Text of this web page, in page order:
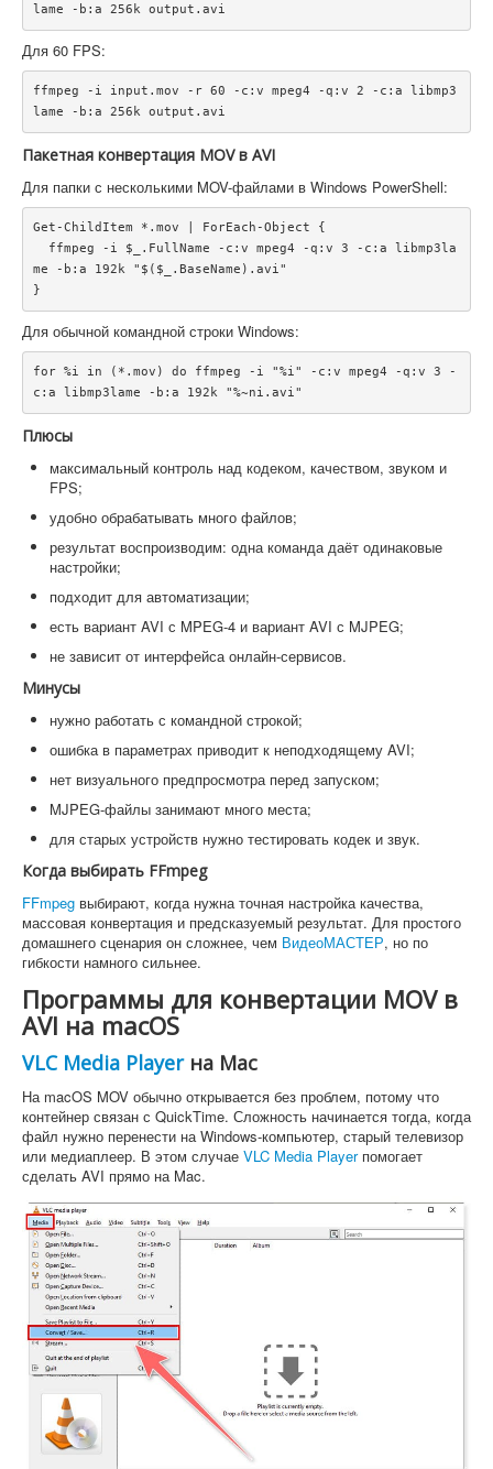
Для 60 FPS:
ffmpeg -i input.mov -r 60 -c:v mpeg4 -q:v 2 -c:a libmp3
Пакетная конвертация MOV в AVI
Для папки с несколькими MOV-файлами в Windows PowerShell:
Get-ChildItem *.mov | ForEach-Object {
me -b:a 192k "$($_.BaseName).avi"
Для обычной командной строки Windows:
for %i in (*.mov) do ffmpeg -i "%i" -c:v mpeg4 -q:v 3 -
Плюсы
максимальный контроль над кодеком, качеством, звуком и
FPS;
удобно обрабатывать много файлов;
результат воспроизводим: одна команда даёт одинаковые
настройки;
подходит для автоматизации;
есть вариант AVI с MPEG-4 и вариант AVI с MJPEG;
не зависит от интерфейса онлайн-сервисов.
Минусы
нужно работать с командной строкой;
ошибка в параметрах приводит к неподходящему AVI;
нет визуального предпросмотра перед запуском;
MJPEG-файлы занимают много места;
для старых устройств нужно тестировать кодек и звук.
Когда выбирать FFmpeg
FFmpeg выбирают, когда нужна точная настройка качества,
массовая конвертация и предсказуемый результат. Для простого
домашнего сценария он сложнее, чем ВидеоМАСТЕР, но по
гибкости намного сильнее.
Программы для конвертации MOV в
AVI на macOS
VLC Media Playerна Mac
На macOS MOV обычно открывается без проблем, потому что
контейнер связан с QuickTime. Сложность начинается тогда, когда
файл нужно перенести на Windows-компьютер, старый телевизор
или медиаплеер. В этом случае VLC Media Playerпомогает
сделать AVI прямо на Mac.